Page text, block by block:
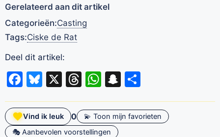
Gerelateerd aan dit artikel
Categorieën:Casting
Tags:Ciske de Rat
Deel dit artikel:
Facebook
Bluesky
X Threads
WhatsApp
Snapchat
Vind ik leuk 0
💫 Toon mijn favorieten
🎭 Aanbevolen voorstellingen